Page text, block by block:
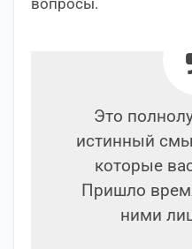
Это
истинный
которые
Пришло
ними